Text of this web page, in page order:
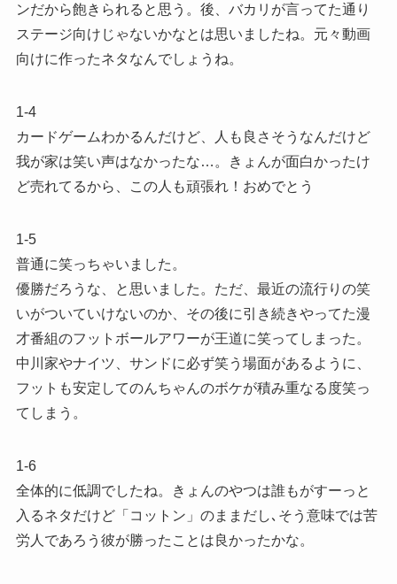
ンだから飽きられると思う。後、バカリが言ってた通り
ステージ向けじゃないかなとは思いましたね。元々動画
向けに作ったネタなんでしょうね。
1-4
カードゲームわかるんだけど、人も良さそうなんだけど
我が家は笑い声はなかったな…。きょんが面白かったけ
ど売れてるから、この人も頑張れ！おめでとう︎
1-5
普通に笑っちゃいました。
優勝だろうな、と思いました。ただ、最近の流行りの笑
いがついていけないのか、その後に引き続きやってた漫
才番組のフットボールアワーが王道に笑ってしまった。
中川家やナイツ、サンドに必ず笑う場面があるように、
フットも安定してのんちゃんのボケが積み重なる度笑っ
てしまう。
1-6
全体的に低調でしたね。きょんのやつは誰もがすーっと
入るネタだけど「コットン」のままだし､そう意味では苦
労人であろう彼が勝ったことは良かったかな。